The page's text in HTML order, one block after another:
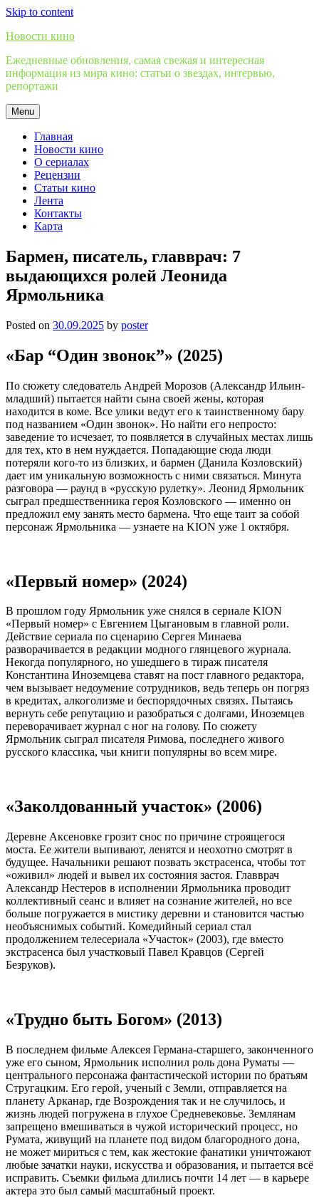
Skip to content
Новости кино
Ежедневные обновления, самая свежая и интересная
информация из мира кино: статьи о звездах, интервью,
репортажи
Menu
Главная
Новости кино
О сериалах
Рецензии
Статьи кино
Лента
Контакты
Карта
Бармен, писатель, главврач: 7
выдающихся ролей Леонида
Ярмольника
Posted on 30.09.2025 by poster
«Бар “Один звонок”» (2025)
По сюжету следователь Андрей Морозов (Александр Ильин-
младший) пытается найти сына своей жены, которая
находится в коме. Все улики ведут его к таинственному бару
под названием «Один звонок». Но найти его непросто:
заведение то исчезает, то появляется в случайных местах лишь
для тех, кто в нем нуждается. Попадающие сюда люди
потеряли кого-то из близких, и бармен (Данила Козловский)
дает им уникальную возможность с ними связаться. Минута
разговора — раунд в «русскую рулетку». Леонид Ярмольник
сыграл предшественника героя Козловского — именно он
предложил ему занять место бармена. Что еще таит за собой
персонаж Ярмольника — узнаете на KION уже 1 октября.
«Первый номер» (2024)
В прошлом году Ярмольник уже снялся в сериале KION
«Первый номер» с Евгением Цыгановым в главной роли.
Действие сериала по сценарию Сергея Минаева
разворачивается в редакции модного глянцевого журнала.
Некогда популярного, но ушедшего в тираж писателя
Константина Иноземцева ставят на пост главного редактора,
чем вызывает недоумение сотрудников, ведь теперь он погряз
в кредитах, алкоголизме и беспорядочных связях. Пытаясь
вернуть себе репутацию и разобраться с долгами, Иноземцев
переворачивает журнал с ног на голову. По сюжету
Ярмольник сыграл писателя Римова, последнего живого
русского классика, чьи книги популярны во всем мире.
«Заколдованный участок» (2006)
Деревне Аксеновке грозит снос по причине строящегося
моста. Ее жители выпивают, ленятся и неохотно смотрят в
будущее. Начальники решают позвать экстрасенса, чтобы тот
«оживил» людей и вывел их состояния застоя. Главврач
Александр Нестеров в исполнении Ярмольника проводит
коллективный сеанс и влияет на сознание жителей, но все
больше погружается в мистику деревни и становится частью
необъяснимых событий. Комедийный сериал стал
продолжением телесериала «Участок» (2003), где вместо
экстрасенса был участковый Павел Кравцов (Сергей
Безруков).
«Трудно быть Богом» (2013)
В последнем фильме Алексея Германа-старшего, законченного
уже его сыном, Ярмольник исполнил роль дона Руматы —
центрального персонажа фантастической истории по братьям
Стругацким. Его герой, ученый с Земли, отправляется на
планету Арканар, где Возрождения так и не случилось, и
жизнь людей погружена в глухое Средневековье. Землянам
запрещено вмешиваться в чужой исторический процесс, но
Румата, живущий на планете под видом благородного дона,
не может мириться с тем, как жестокие фанатики уничтожают
любые зачатки науки, искусства и образования, и пытается всё
исправить. Съемки фильма длились почти 14 лет — в карьере
актера это был самый масштабный проект.